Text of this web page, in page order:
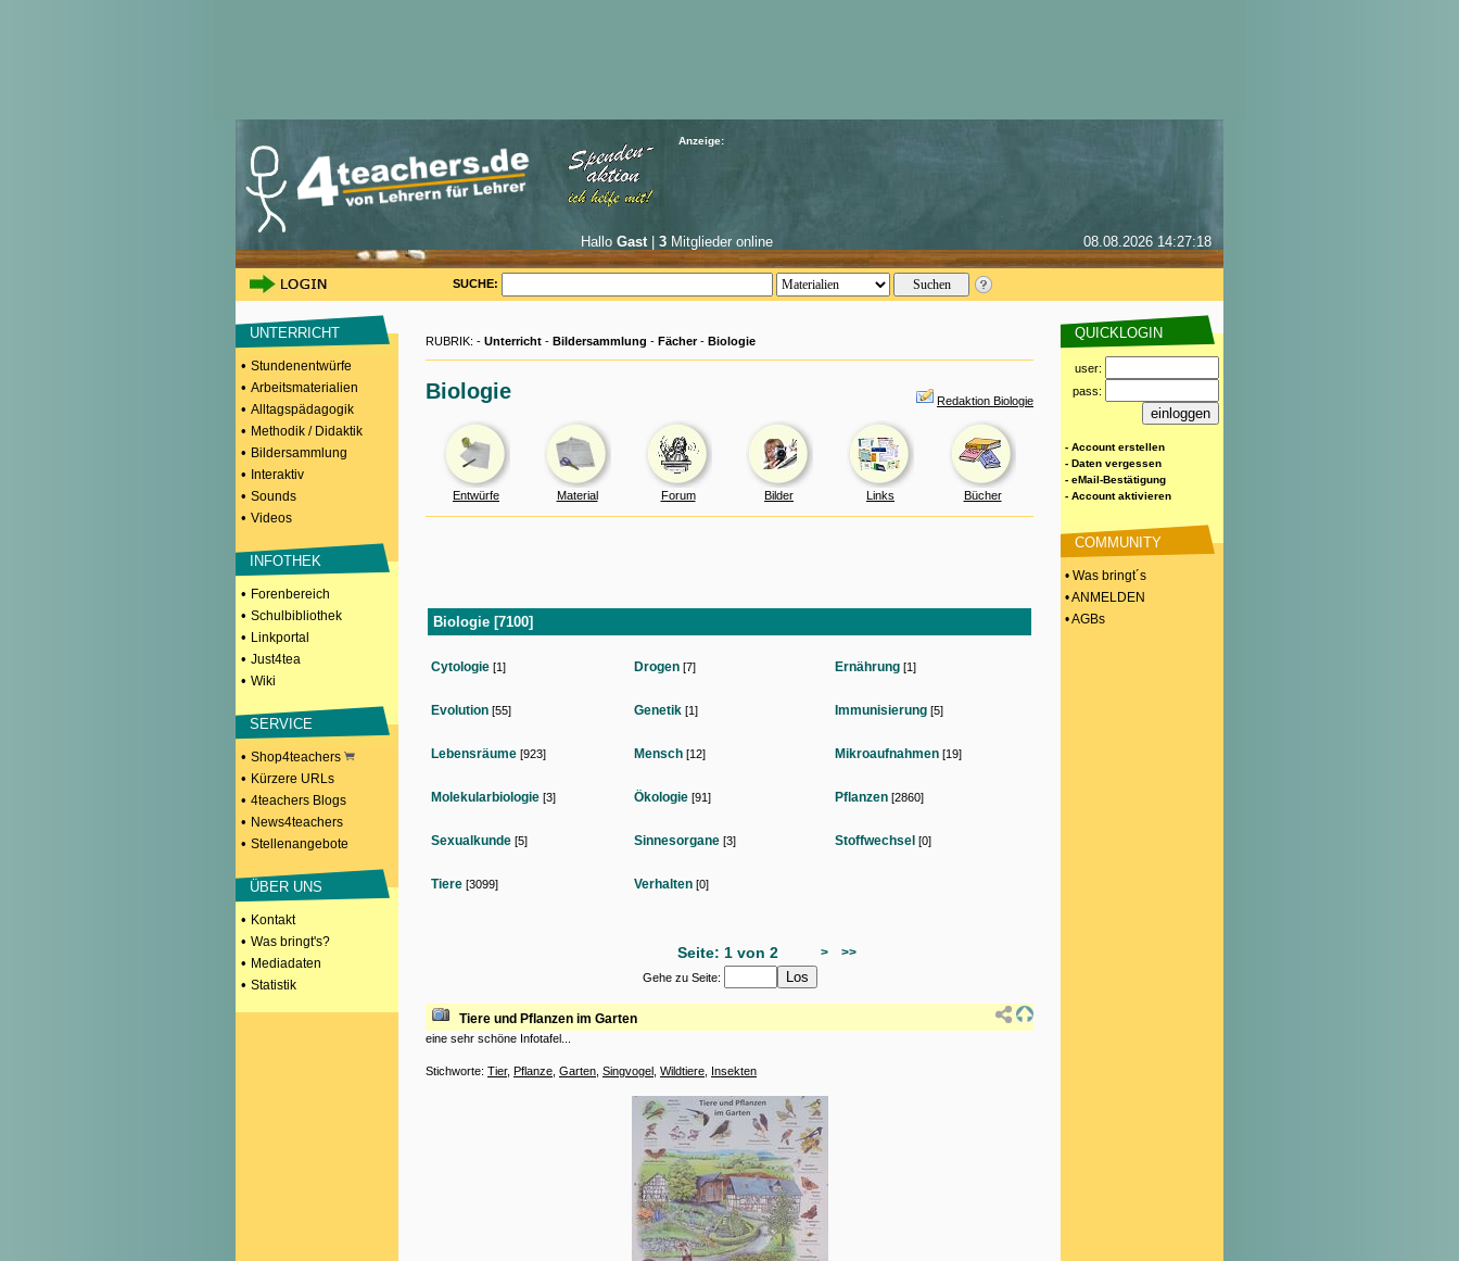
Anzeige:
Hallo Gast| 3Mitglieder online 08.08.2026 14:27:18
SUCHE:
UNTERRICHT
• Stundenentwürfe
• Arbeitsmaterialien
• Alltagspädagogik
• Methodik / Didaktik
• Bildersammlung
• Interaktiv
• Sounds
• Videos
INFOTHEK
• Forenbereich
• Schulbibliothek
• Linkportal
• Just4tea
• Wiki
SERVICE
• Shop4teachers
• Kürzere URLs
• 4teachers Blogs
• News4teachers
• Stellenangebote
ÜBER UNS
• Kontakt
• Was bringt's?
• Mediadaten
• Statistik
RUBRIK: - Unterricht - Bildersammlung - Fächer- Biologie
Biologie Redaktion Biologie
Entwürfe Material Forum Bilder Links Bücher
Biologie [7100]
Cytologie [1] Drogen [7] Ernährung [1]
Evolution [55] Genetik [1] Immunisierung [5]
Lebensräume [923] Mensch [12] Mikroaufnahmen [19]
Molekularbiologie [3] Ökologie [91] Pflanzen [2860]
Sexualkunde [5] Sinnesorgane [3] Stoffwechsel [0]
Tiere [3099] Verhalten [0]
Seite: 1 von 2 > >>
Gehe zu Seite:
Tiere und Pflanzen im Garten
eine sehr schöne Infotafel...
Stichworte: Tier, Pflanze Garten Singvogel Wildtiere Insekten
QUICKLOGIN
user:
pass:
- Account erstellen
- Daten vergessen
- eMail-Bestätigung
- Account aktivieren
COMMUNITY
• Was bringt´s
• ANMELDEN
• AGBs